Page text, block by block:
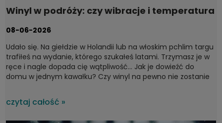
Winyl w podróży: czy wibracje i temperatura
08-06-2026
Udało się. Na giełdzie w Holandii lub na włoskim pchlim targu
trafiłeś na wydanie, którego szukałeś latami. Trzymasz je w
ręce i nagle dopada cię wątpliwość... Jak je dowieźć do
domu w jednym kawałku? Czy winyl na pewno nie zostanie
czytaj całość »